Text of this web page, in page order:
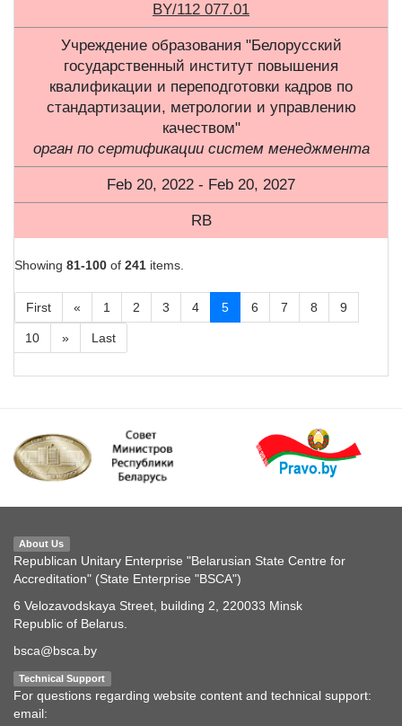
BY/112 077.01
Учреждение образования "Белорусский
государственный институт повышения
квалификации и переподготовки кадров по
стандартизации, метрологии и управлению
качеством"
орган по сертификации систем менеджмента
Feb 20, 2022 - Feb 20, 2027
RB
Showing 81-100 of 241 items.
First « 1 2 3 4 5 6 7 8 9
10 » Last
About Us
Republican Unitary Enterprise "Belarusian State Centre for
Accreditation" (State Enterprise "BSCA")
6 Velozavodskaya Street, building 2, 220033 Minsk
Republic of Belarus.
bsca@bsca.by
Technical Support
For questions regarding website content and technical support:
email: